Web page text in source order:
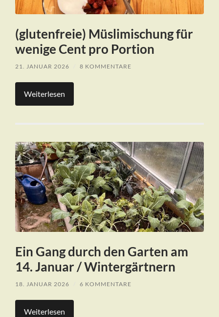
(glutenfreie) Müslimischung für
wenige Cent pro Portion
21. JANUAR 2026 8 KOMMENTARE
Weiterlesen
Ein Gang durch den Garten am
14. Januar / Wintergärtnern
18. JANUAR 2026 6 KOMMENTARE
Weiterlesen